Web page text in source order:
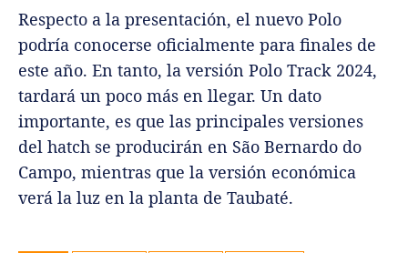
Respecto a la presentación, el nuevo Polo
podría conocerse oficialmente para finales de
este año. En tanto, la versión Polo Track 2024,
tardará un poco más en llegar. Un dato
importante, es que las principales versiones
del hatch se producirán en São Bernardo do
Campo, mientras que la versión económica
verá la luz en la planta de Taubaté.